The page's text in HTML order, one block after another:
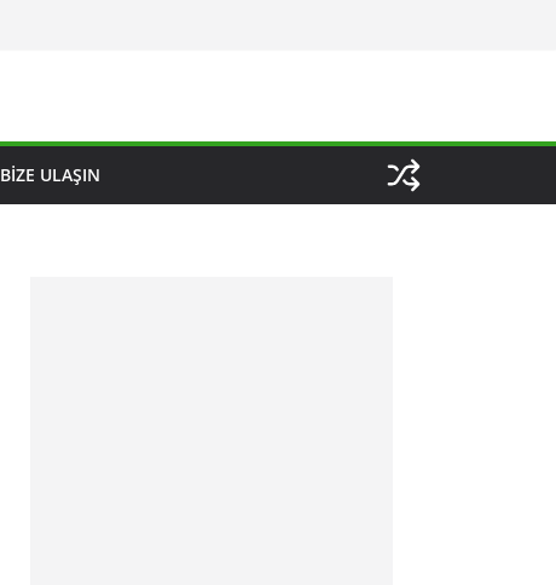
BIZE ULAŞIN